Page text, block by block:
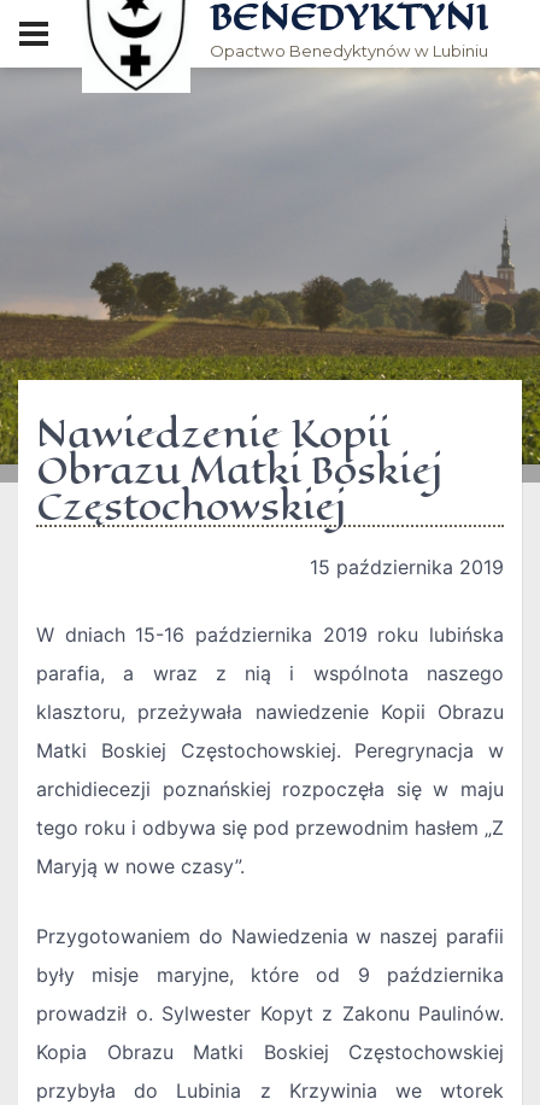
BENEDYKTYNI
Opactwo Benedyktynów w Lubiniu
Nawiedzenie Kopii
Obrazu Matki Boskiej
Częstochowskiej
15 października 2019
W dniach 15-16 października 2019 roku lubińska
parafia, a wraz z nią i wspólnota naszego
klasztoru, przeżywała nawiedzenie Kopii Obrazu
Matki Boskiej Częstochowskiej. Peregrynacja w
archidiecezji poznańskiej rozpoczęła się w maju
tego roku i odbywa się pod przewodnim hasłem „Z
Maryją w nowe czasy”.
Przygotowaniem do Nawiedzenia w naszej parafii
były misje maryjne, które od 9 października
prowadził o. Sylwester Kopyt z Zakonu Paulinów.
Kopia Obrazu Matki Boskiej Częstochowskiej
przybyła do Lubinia z Krzywinia we wtorek